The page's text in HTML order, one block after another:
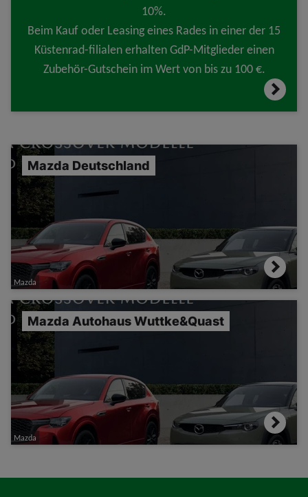
10%.
Beim Kauf oder Leasing eines Rades in einer der 15
Küstenrad-filialen erhalten GdP-Mitglieder einen
Zubehör-Gutschein im Wert von bis zu 100 €.
Mazda Deutschland
Mazda
Mazda Autohaus Wuttke&Quast
Mazda